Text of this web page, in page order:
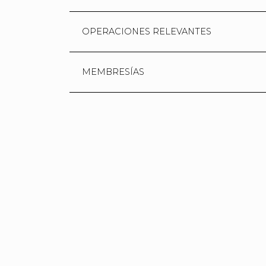
OPERACIONES RELEVANTES
MEMBRESÍAS